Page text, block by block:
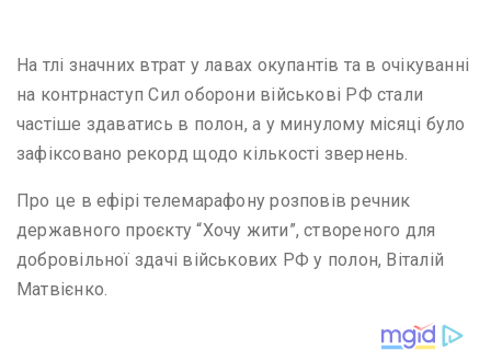
На тлі значних втрат у лавах окупантів та в очікуванні
на контрнаступ Сил оборони військові РФ стали
частіше здаватись в полон, а у минулому місяці було
зафіксовано рекорд щодо кількості звернень.
Про це в ефірі телемарафону розповів речник
державного проєкту “Хочу жити”, створеного для
добровільної здачі військових РФ у полон, Віталій
Матвієнко.